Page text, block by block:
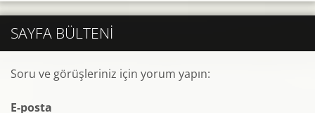
SAYFA BÜLTENI
Soru ve görüşleriniz için yorum yapın:
E-posta